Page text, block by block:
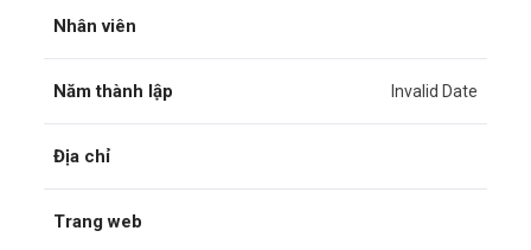
Nhân viên
Năm thành lập Invalid Date
Địa chỉ
Trang web